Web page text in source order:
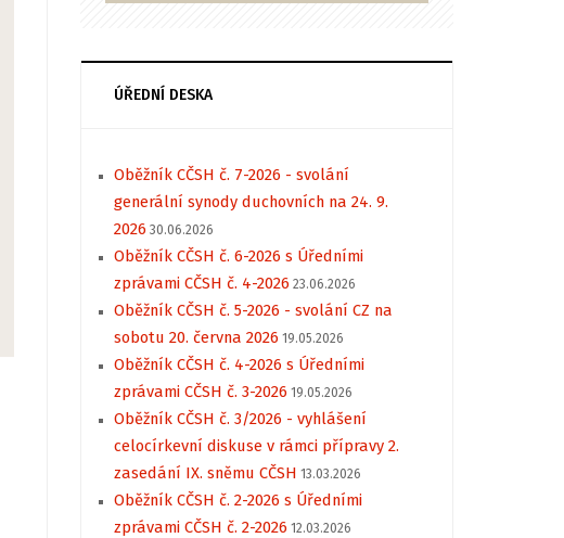
ÚŘEDNÍ DESKA
Oběžník CČSH č. 7-2026 - svolání
generální synody duchovních na 24. 9.
2026 30.06.2026
Oběžník CČSH č. 6-2026 s Úředními
zprávami CČSH č. 4-2026 23.06.2026
Oběžník CČSH č. 5-2026 - svolání CZ na
sobotu 20. června 2026 19.05.2026
Oběžník CČSH č. 4-2026 s Úředními
zprávami CČSH č. 3-2026 19.05.2026
Oběžník CČSH č. 3/2026 - vyhlášení
celocírkevní diskuse v rámci přípravy 2.
zasedání IX. sněmu CČSH 13.03.2026
Oběžník CČSH č. 2-2026 s Úředními
zprávami CČSH č. 2-2026 12.03.2026